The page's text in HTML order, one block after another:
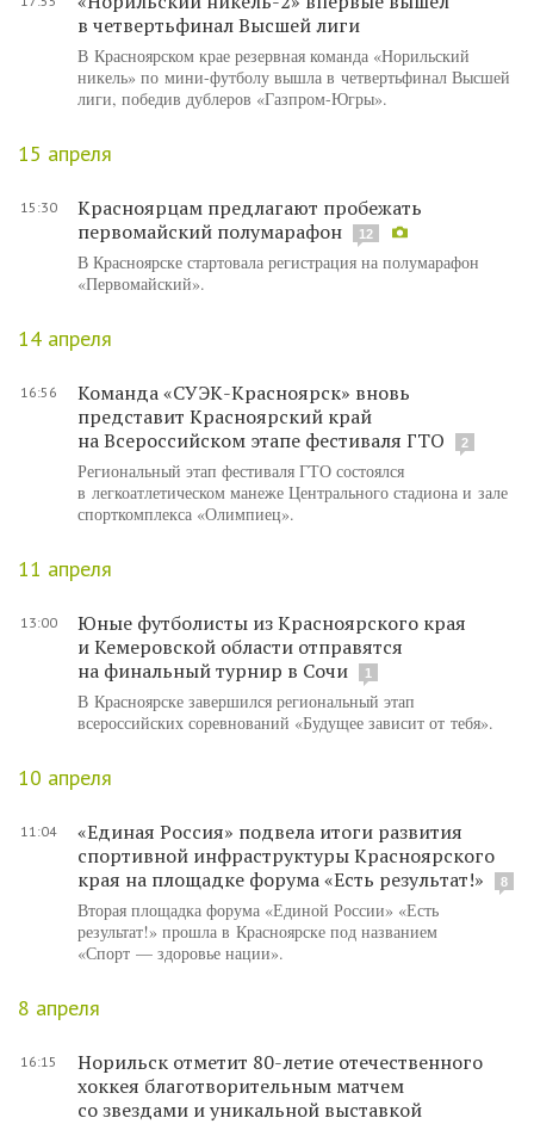
в четвертьфинал Высшей лиги
В Красноярском крае резервная команда «Норильский
никель» по мини-футболу вышла в четвертьфинал Высшей
лиги, победив дублеров «Газпром-Югры».
15 апреля
15:30
Красноярцам предлагают пробежать
первомайский полумарафон
12
В Красноярске стартовала регистрация на полумарафон
«Первомайский».
14 апреля
16:56
Команда «СУЭК-Красноярск» вновь
представит Красноярский край
на Всероссийском этапе фестиваля ГТО
2
Региональный этап фестиваля ГТО состоялся
в легкоатлетическом манеже Центрального стадиона и зале
спорткомплекса «Олимпиец».
11 апреля
13:00
Юные футболисты из Красноярского края
и Кемеровской области отправятся
на финальный турнир в Сочи
1
В Красноярске завершился региональный этап
всероссийских соревнований «Будущее зависит от тебя».
10 апреля
11:04
«Единая Россия» подвела итоги развития
спортивной инфраструктуры Красноярского
края на площадке форума «Есть результат!»
8
Вторая площадка форума «Единой России» «Есть
результат!» прошла в Красноярске под названием
«Спорт — здоровье нации».
8 апреля
16:15
Норильск отметит 80-летие отечественного
хоккея благотворительным матчем
со звездами и уникальной выставкой